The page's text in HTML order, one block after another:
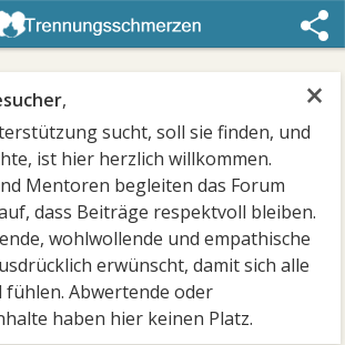
×
,
sucht, soll sie finden, und
ist hier herzlich willkommen.
Mentoren begleiten das Forum
dass Beiträge respektvoll bleiben.
wohlwollende und empathische
erwünscht, damit sich alle
Abwertende oder
haben hier keinen Platz.